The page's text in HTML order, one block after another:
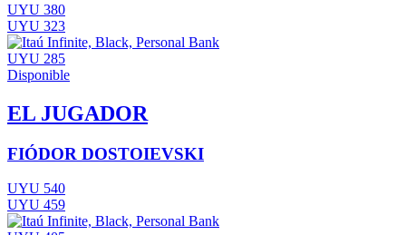
UYU 380
UYU 323
UYU 285
Disponible
EL JUGADOR
FIÓDOR DOSTOIEVSKI
UYU 540
UYU 459